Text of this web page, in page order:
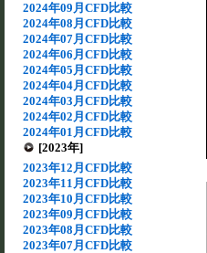
2024年09月CFD比較
2024年08月CFD比較
2024年07月CFD比較
2024年06月CFD比較
2024年05月CFD比較
2024年04月CFD比較
2024年03月CFD比較
2024年02月CFD比較
2024年01月CFD比較
[2023年]
2023年12月CFD比較
2023年11月CFD比較
2023年10月CFD比較
2023年09月CFD比較
2023年08月CFD比較
2023年07月CFD比較